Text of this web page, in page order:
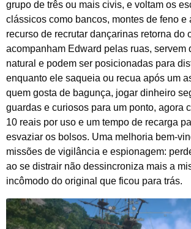
grupo de três ou mais civis, e voltam os
clássicos como bancos, montes de feno e
recurso de recrutar dançarinas retorna do
acompanham Edward pelas ruas, servem
natural e podem ser posicionadas para
enquanto ele saqueia ou recua após um
quem gosta de bagunça, jogar dinheiro
guardas e curiosos para um ponto, agora
10 reais por uso e um tempo de recarga
esvaziar os bolsos. Uma melhoria bem-
missões de vigilância e espionagem:
ao se distrair não dessincroniza mais a
incômodo do original que ficou para trás.